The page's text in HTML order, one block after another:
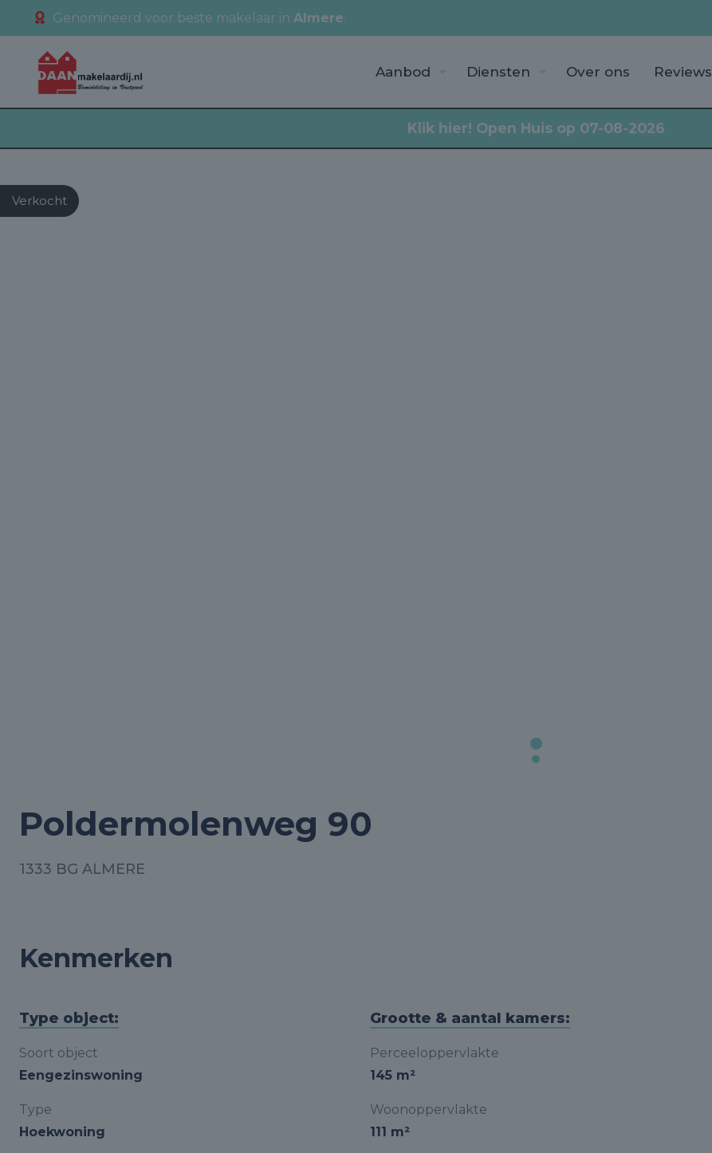
Genomineerd voor beste makelaar in Almere.
Aanbod Diensten Over ons Reviews
Klik hier! Open Huis op 07-08-2026
Verkocht
Poldermolenweg 90
1333 BG ALMERE
Kenmerken
Type object:
Soort object
Eengezinswoning
Type
Hoekwoning
Grootte & aantal kamers:
Perceeloppervlakte
145 m²
Woonoppervlakte
111 m²